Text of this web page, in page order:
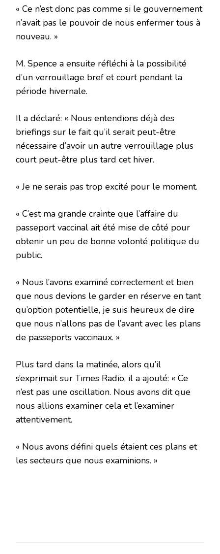
« Ce n’est donc pas comme si le gouvernement
n’avait pas le pouvoir de nous enfermer tous à
nouveau. »
M. Spence a ensuite réfléchi à la possibilité
d’un verrouillage bref et court pendant la
période hivernale.
Il a déclaré: « Nous entendions déjà des
briefings sur le fait qu’il serait peut-être
nécessaire d’avoir un autre verrouillage plus
court peut-être plus tard cet hiver.
« Je ne serais pas trop excité pour le moment.
« C’est ma grande crainte que l’affaire du
passeport vaccinal ait été mise de côté pour
obtenir un peu de bonne volonté politique du
public.
« Nous l’avons examiné correctement et bien
que nous devions le garder en réserve en tant
qu’option potentielle, je suis heureux de dire
que nous n’allons pas de l’avant avec les plans
de passeports vaccinaux. »
Plus tard dans la matinée, alors qu’il
s’exprimait sur Times Radio, il a ajouté: « Ce
n’est pas une oscillation. Nous avons dit que
nous allions examiner cela et l’examiner
attentivement.
« Nous avons défini quels étaient ces plans et
les secteurs que nous examinions. »